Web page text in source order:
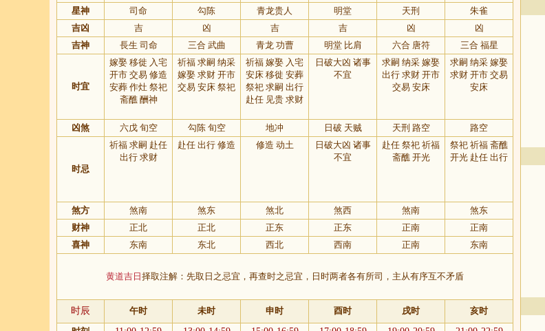
星神
司命 勾陈 青龙贵人 明堂 天刑
朱雀
吉凶
吉 凶 吉 吉 凶
凶
吉神
長生 司命 三合 武曲 青龙 功曹 明堂 比肩 六合 唐符 三合 福星
时宜
嫁娶 移徙 入宅
开市 交易 修造
安葬 作灶 祭祀
斋醮 酬神
祈福 求嗣 纳采
嫁娶 求财 开市
交易 安床 祭祀
祈福 嫁娶 入宅
安床 移徙 安葬
祭祀 求嗣 出行
赴任 见贵 求财
日破大凶 诸事
不宜
求嗣 纳采 嫁娶
出行 求财 开市
交易 安床
求嗣 纳采 嫁娶
求财 开市 交易
安床
凶煞 六戊 旬空 勾陈 旬空 地冲 日破 天贼 天刑 路空 路空
时忌
祈福 求嗣 赴任
出行 求财
赴任 出行 修造 修造 动土
日破大凶 诸事
不宜
赴任 祭祀 祈福
斋醮 开光
祭祀 祈福 斋醮
开光 赴任 出行
煞方 煞南 煞东 煞北 煞西 煞南
煞东
财神
正北 正北 正东 正东 正南
正南
喜神
东南 东北 西北 西南 正南 东南
黄道吉日 择取注解：先取日之忌宜，再查时之忌宜，日时两者各有所司，主从有序互不矛盾
时辰 午时 未时 申时 酉时 戌时
亥时